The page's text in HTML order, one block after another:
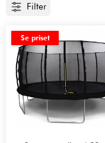
Filter
Se priset